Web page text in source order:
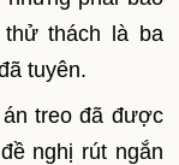
thách là ba
tuyên.
treo đã được
nghị rút ngắn